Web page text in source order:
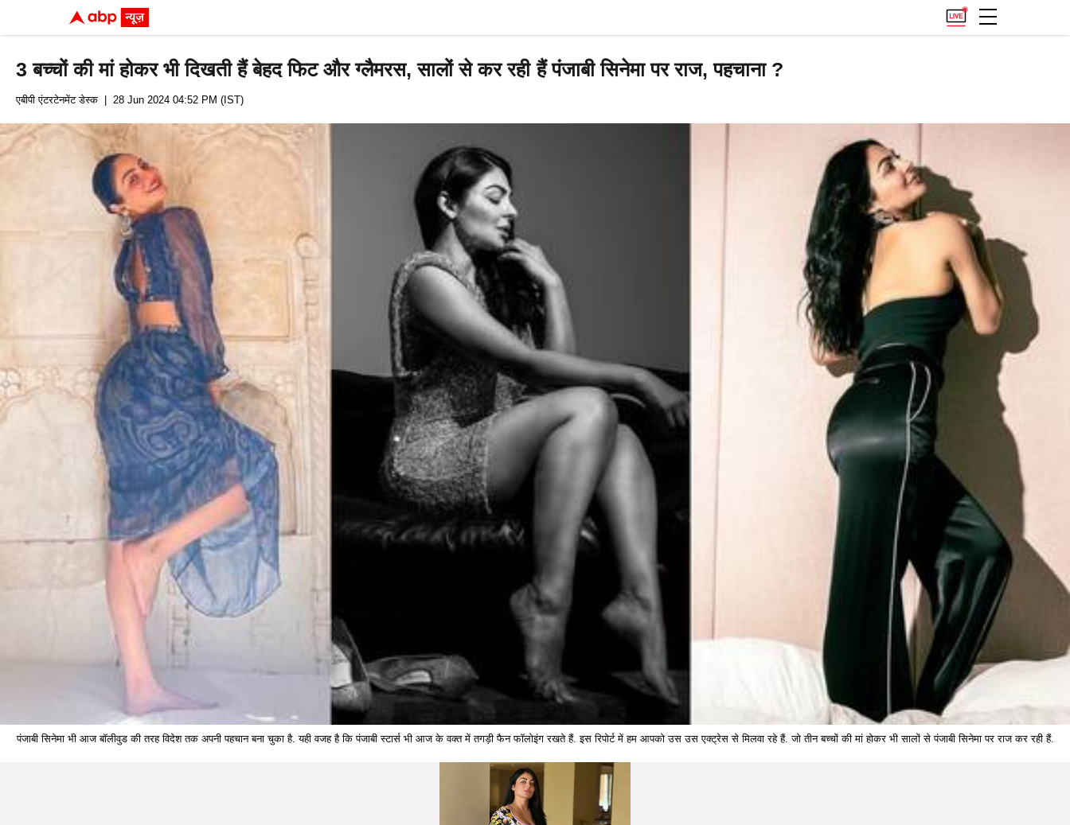
3 बच्चों की मां होकर भी दिखती हैं बेहद फिट और ग्लैमरस, सालों से कर रही हैं पंजाबी सिनेमा पर राज, पहचाना ?
एबीपी एंटरटेनमेंट डेस्क | 28 Jun 2024 04:52 PM (IST)
पंजाबी सिनेमा भी आज बॉलीवुड की तरह विदेश तक अपनी पहचान बना चुका है. यही वजह है कि पंजाबी स्टार्स भी आज के वक्त में तगड़ी फैन फॉलोइंग रखते हैं. इस रिपोर्ट में हम आपको उस उस एक्ट्रेस से मिलवा रहे हैं. जो तीन बच्चों की मां होकर भी सालों से पंजाबी सिनेमा पर राज कर रही हैं.